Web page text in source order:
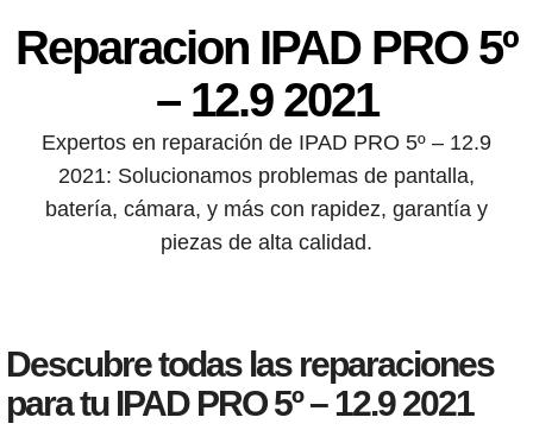
Reparacion IPAD PRO 5º
– 12.9 2021
Expertos en reparación de IPAD PRO 5º – 12.9
2021: Solucionamos problemas de pantalla,
batería, cámara, y más con rapidez, garantía y
piezas de alta calidad.
Descubre todas las reparaciones
para tu IPAD PRO 5º – 12.9 2021